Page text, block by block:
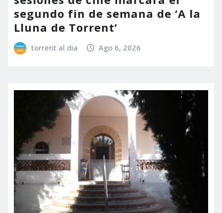
segundo fin de semana de ‘A la
Lluna de Torrent’
torrent al dia Ago 6, 2026